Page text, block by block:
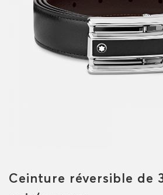
Ceinture réversible de